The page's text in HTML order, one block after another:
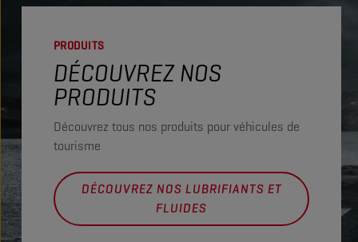
PRODUITS
DÉCOUVREZ NOS
PRODUITS
Découvrez tous nos produits pour véhicules de
tourisme
DÉCOUVREZ NOS LUBRIFIANTS ET
FLUIDES